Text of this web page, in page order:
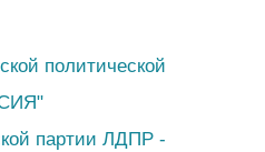
политической
партии ЛДПР -